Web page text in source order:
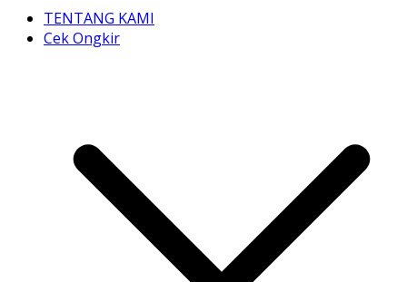
TENTANG KAMI
Cek Ongkir